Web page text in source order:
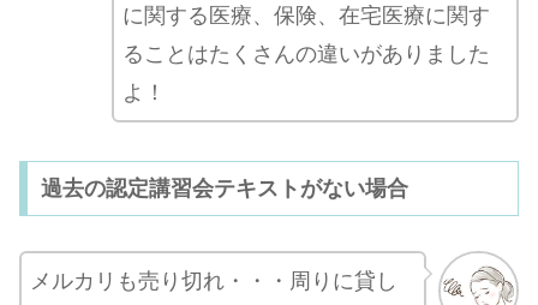
に関する医療、保険、在宅医療に関す
ることはたくさんの違いがありました
よ！
過去の認定講習会テキストがない場合
メルカリも売り切れ・・・周りに貸し